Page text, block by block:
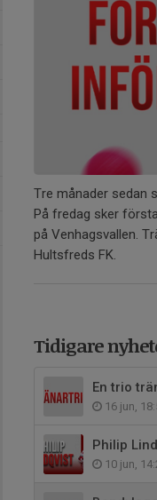
Tre månader sedan
På fredag sker
på Venhagsvallen.
Hultsfreds FK.
Tidigare
En trio
16 jun,
Philip
10 jun,